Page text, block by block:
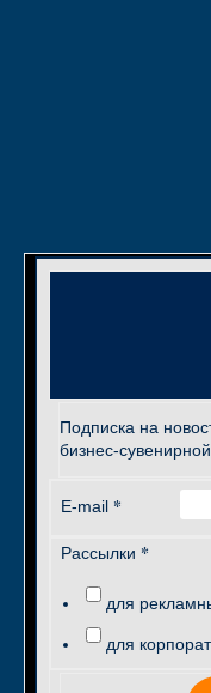
Подписка на
бизнес-
E-mail *
Рассылки *
для
для